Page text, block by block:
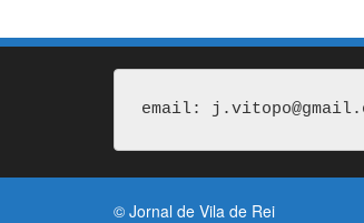
email:
© Jornal de Vila de Rei